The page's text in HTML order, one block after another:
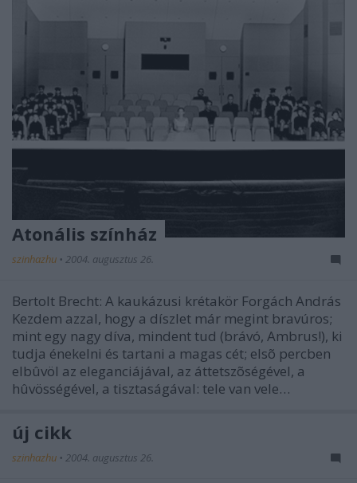
Atonális színház
szinhazhu • 2004. augusztus 26.
Bertolt Brecht: A kaukázusi krétakör Forgách András
Kezdem azzal, hogy a díszlet már megint bravúros;
mint egy nagy díva, mindent tud (brávó, Ambrus!), ki
tudja énekelni és tartani a magas cét; elsõ percben
elbûvöl az eleganciájával, az áttetszõségével, a
hûvösségével, a tisztaságával: tele van vele…
új cikk
szinhazhu • 2004. augusztus 26.